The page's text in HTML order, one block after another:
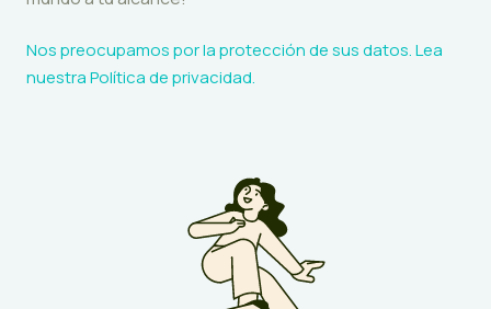
Nos preocupamos por la protección de sus datos. Lea
nuestraPolítica de privacidad.